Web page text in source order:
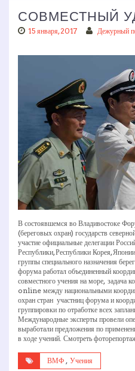
СОВМЕСТНЫЙ
15 января, 2017 Дежурный
В состоявшемся во Владивостоке
(береговых охран) государств
участие официальные делегации
Республики, Республики Корея,
группы специального назначения
форума работал объединенный
совместного учения на море, задача
on­line между национальными
охран стран ­ участниц форума и
группировки по отработке всех
Международные эксперты провели
выработали предложения по
в ходе учений. Смотреть
ВМФ , Учения